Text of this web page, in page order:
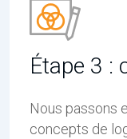
Étape 3 :
Nous passons
concepts de